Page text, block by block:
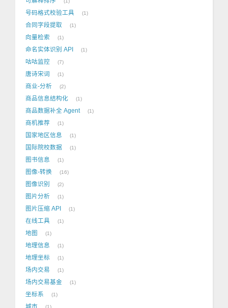
号码格式校验工具 1
合同字段提取 1
向量检索 1
命名实体识别 API 1
咕咕监控 7
唐诗宋词 1
商业-分析 2
商品信息结构化 1
商品数据补全 Agent 1
商机推荐 1
国家地区信息 1
国际院校数据 1
图书信息 1
图像-转换 16
图像识别 2
图片分析 1
图片压缩 API 1
在线工具 1
地图 1
地理信息 1
地理坐标 1
场内交易 1
场内交易基金 1
坐标系 1
城市 1